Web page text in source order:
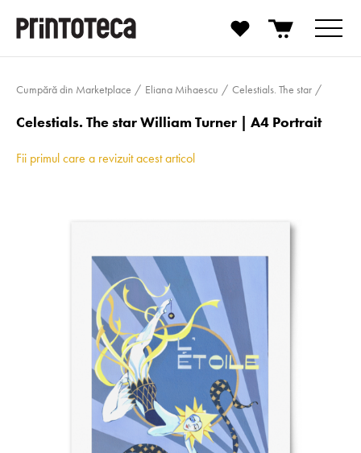
Cumpără din Marketplace Eliana Mihaescu Celestials. The star
Celestials. The star William Turner | A4 Portrait
Fii primul care a revizuit acest articol